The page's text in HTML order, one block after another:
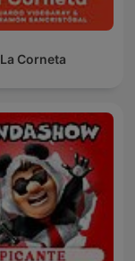
La Corneta